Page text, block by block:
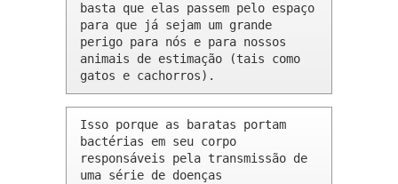
basta que elas passem pelo espaço
para que já sejam um grande
perigo para nós e para nossos
animais de estimação (tais como
gatos e cachorros).
Isso porque as baratas portam
bactérias em seu corpo
responsáveis pela transmissão de
uma série de doenças